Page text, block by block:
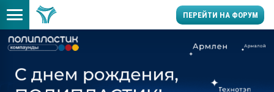
ПЕРЕЙТИ НА ФОРУМ
умельцы изготовили